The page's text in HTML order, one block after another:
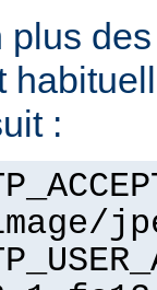
plus
: